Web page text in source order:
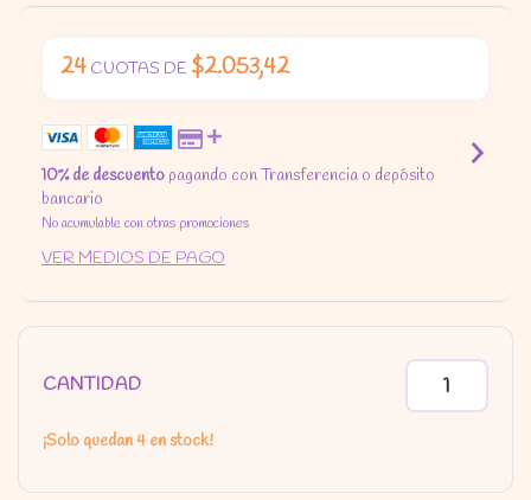
24 CUOTAS DE $2.053,42
10% de descuento pagando con Transferencia o depósito
bancario
No acumulable con otras promociones
VER MEDIOS DE PAGO
CANTIDAD
¡Solo quedan4 en stock!